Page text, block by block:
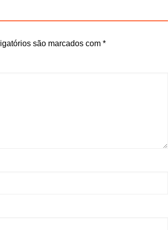
são marcados com *